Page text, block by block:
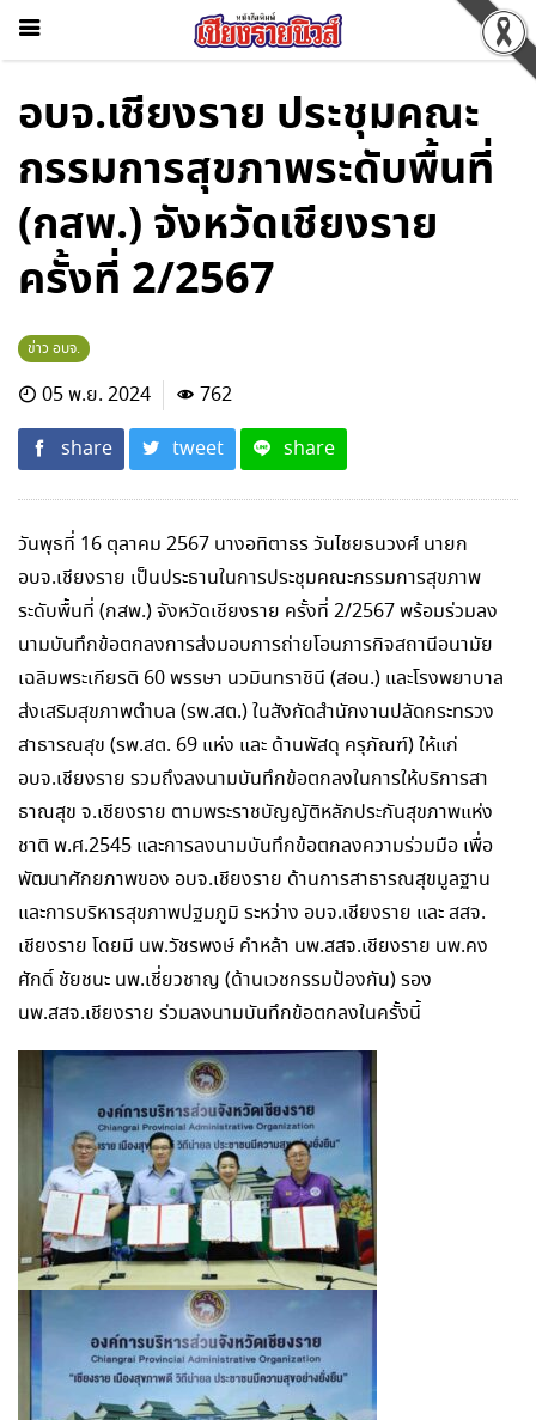
อบจ.เชียงราย ประชุมคณะ
กรรมการสุขภาพระดับพื้นที่
(กสพ.) จังหวัดเชียงราย
ครั้งที่ 2/2567
ข่าว อบจ.
05 พ.ย. 2024
762
share
tweet share
วันพุธที่ 16 ตุลาคม 2567 นางอทิตาธร วันไชยธนวงศ์ นายก
อบจ.เชียงราย เป็นประธานในการประชุมคณะกรรมการสุขภาพ
ระดับพื้นที่ (กสพ.) จังหวัดเชียงราย ครั้งที่ 2/2567 พร้อมร่วมลง
นามบันทึกข้อตกลงการส่งมอบการถ่ายโอนภารกิจสถานีอนามัย
เฉลิมพระเกียรติ 60 พรรษา นวมินทราชินี (สอน.) และโรงพยาบาล
ส่งเสริมสุขภาพตำบล (รพ.สต.) ในสังกัดสำนักงานปลัดกระทรวง
สาธารณสุข (รพ.สต. 69 แห่ง และ ด้านพัสดุ ครุภัณฑ์) ให้แก่
อบจ.เชียงราย รวมถึงลงนามบันทึกข้อตกลงในการให้บริการสา
ธาณสุข จ.เชียงราย ตามพระราชบัญญัติหลักประกันสุขภาพแห่ง
ชาติ พ.ศ.2545 และการลงนามบันทึกข้อตกลงความร่วมมือ เพื่อ
พัฒนาศักยภาพของ อบจ.เชียงราย ด้านการสาธารณสุขมูลฐาน
และการบริหารสุขภาพปฐมภูมิ ระหว่าง อบจ.เชียงราย และ สสจ.
เชียงราย โดยมี นพ.วัชรพงษ์ คำหล้า นพ.สสจ.เชียงราย นพ.คง
ศักดิ์ ชัยชนะ นพ.เชี่ยวชาญ (ด้านเวชกรรมป้องกัน) รอง
นพ.สสจ.เชียงราย ร่วมลงนามบันทึกข้อตกลงในครั้งนี้